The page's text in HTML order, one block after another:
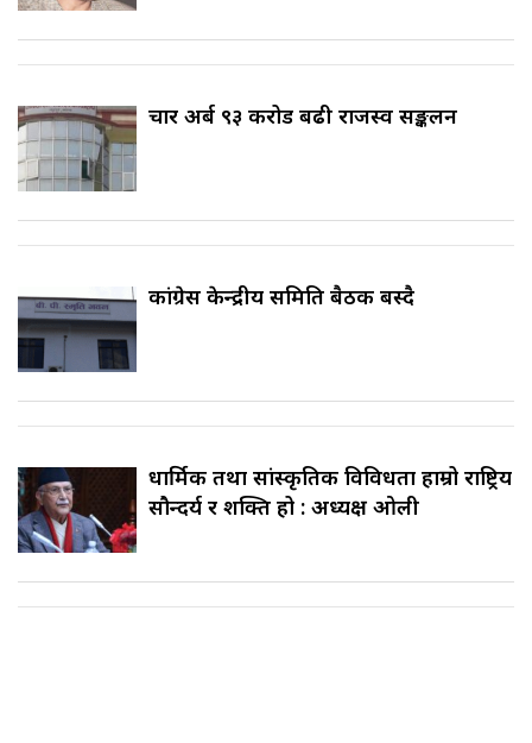
चार अर्ब ९३ करोड बढी राजस्व सङ्कलन
कांग्रेस केन्द्रीय समिति बैठक बस्दै
धार्मिक तथा सांस्कृतिक विविधता हाम्रो राष्ट्रिय
सौन्दर्य र शक्ति हो : अध्यक्ष ओली